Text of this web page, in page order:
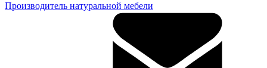
Производитель натуральной мебели